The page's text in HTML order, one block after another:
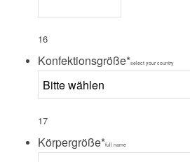
16
Konfektionsgröße*select your country
17
Körpergröße*full name